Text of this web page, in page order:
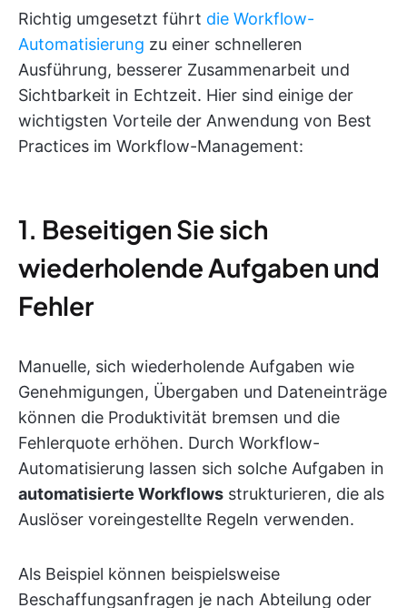
Richtig umgesetzt führt die Workflow-
Automatisierung zu einer schnelleren
Ausführung, besserer Zusammenarbeit und
Sichtbarkeit in Echtzeit. Hier sind einige der
wichtigsten Vorteile der Anwendung von Best
Practices im Workflow-Management:
1. Beseitigen Sie sich
wiederholende Aufgaben und
Fehler
Manuelle, sich wiederholende Aufgaben wie
Genehmigungen, Übergaben und Dateneinträge
können die Produktivität bremsen und die
Fehlerquote erhöhen. Durch Workflow-
Automatisierung lassen sich solche Aufgaben in
automatisierte Workflows strukturieren, die als
Auslöser voreingestellte Regeln verwenden.
Als Beispiel können beispielsweise
Beschaffungsanfragen je nach Abteilung oder